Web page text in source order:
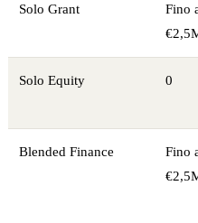
Solo Grant
Fino
Solo Equity 0
Blended Finance
Fino